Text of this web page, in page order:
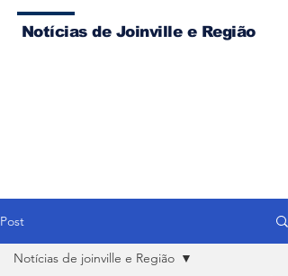
Notícias de Joinville e Região
Post
Notícias de joinville e Região